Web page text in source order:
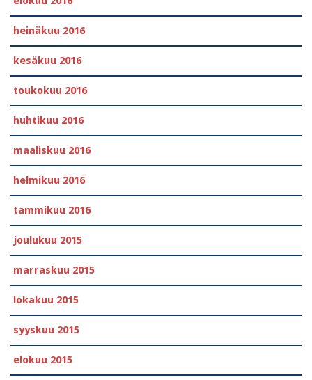
heinäkuu 2016
kesäkuu 2016
toukokuu 2016
huhtikuu 2016
maaliskuu 2016
helmikuu 2016
tammikuu 2016
joulukuu 2015
marraskuu 2015
lokakuu 2015
syyskuu 2015
elokuu 2015